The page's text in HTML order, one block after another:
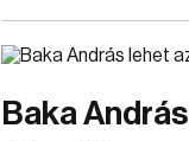
Baka